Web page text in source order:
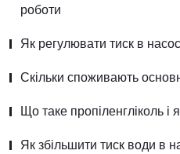
роботи
Як регулювати тиск в
Скільки споживають
Що таке пропіленгліколь і
Як збільшити тиск води в